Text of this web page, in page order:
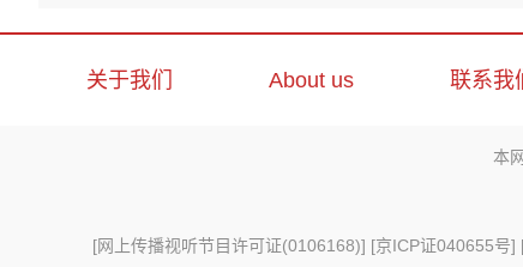
关于我们 About us 联系我
本
[网上传播视听节目许可证(0106168)] [京ICP证040655号]